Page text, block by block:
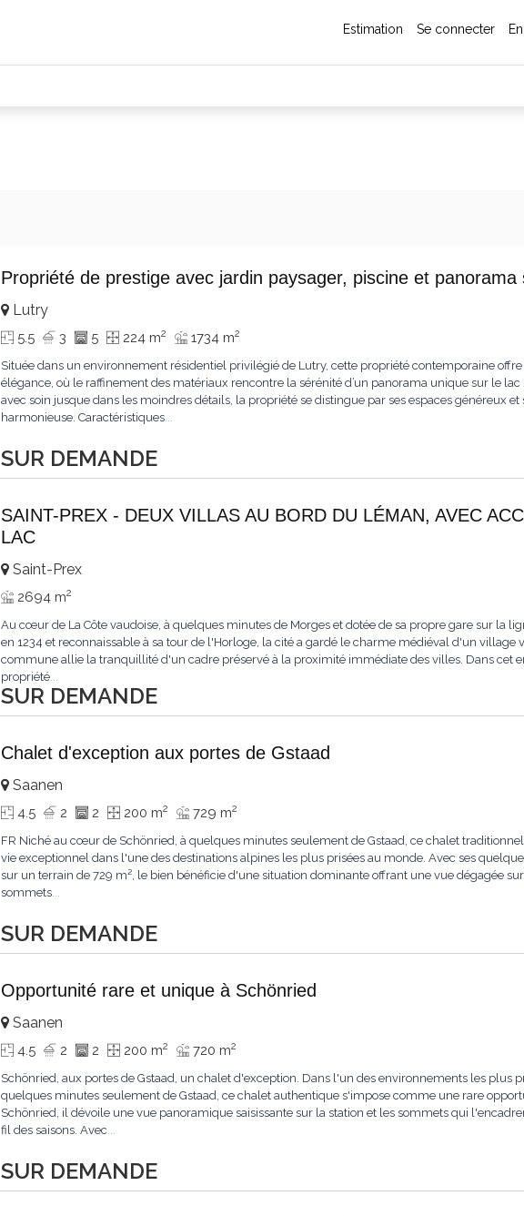
Estimation Se connecter
Propriété de prestige avec jardin paysager, piscine et panorama
SUR DEMANDE
Lutry
5.5 3 5 224 m2 1734 m2
Située dans un environnement résidentiel privilégié de Lutry, cette propriété contemporaine offre
élégance, où le raffinement des matériaux rencontre la sérénité d’un panorama unique sur le lac
avec soin jusque dans les moindres détails, la propriété se distingue par ses espaces généreux
harmonieuse. Caractéristiques...
SAINT-PREX - DEUX VILLAS AU BORD DU LÉMAN, AVEC
LAC
SUR DEMANDE
Saint-Prex
2694 m2
Au cœur de La Côte vaudoise, à quelques minutes de Morges et dotée de sa propre gare sur la
en 1234 et reconnaissable à sa tour de l'Horloge, la cité a gardé le charme médiéval d'un village
commune allie la tranquillité d'un cadre préservé à la proximité immédiate des villes. Dans cet
propriété...
Chalet d'exception aux portes de Gstaad
SUR DEMANDE
Saanen
4.5 2 2 200 m2 729 m2
FR Niché au cœur de Schönried, à quelques minutes seulement de Gstaad, ce chalet
vie exceptionnel dans l'une des destinations alpines les plus prisées au monde. Avec ses
sur un terrain de 729 m², le bien bénéficie d'une situation dominante offrant une vue dégagée
sommets...
Opportunité rare et unique à Schönried
SUR DEMANDE
Saanen
4.5 2 2 200 m2 720 m2
Schönried, aux portes de Gstaad, un chalet d'exception. Dans l'un des environnements les plus
quelques minutes seulement de Gstaad, ce chalet authentique s'impose comme une rare
Schönried, il dévoile une vue panoramique saisissante sur la station et les sommets qui
fil des saisons. Avec...